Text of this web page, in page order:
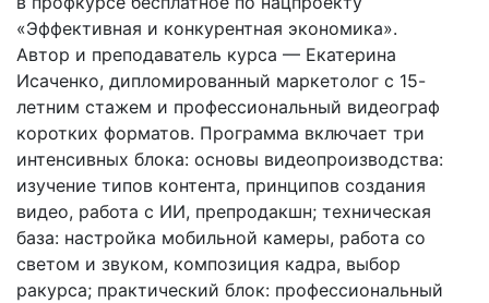
«Эффективная и конкурентная экономика».
Автор и преподаватель курса — Екатерина
Исаченко, дипломированный маркетолог с 15-
летним стажем и профессиональный видеограф
коротких форматов. Программа включает три
интенсивных блока: основы видеопроизводства:
изучение типов контента, принципов создания
видео, работа с ИИ, препродакшн; техническая
база: настройка мобильной камеры, работа со
светом и звуком, композиция кадра, выбор
ракурса; практический блок: профессиональный